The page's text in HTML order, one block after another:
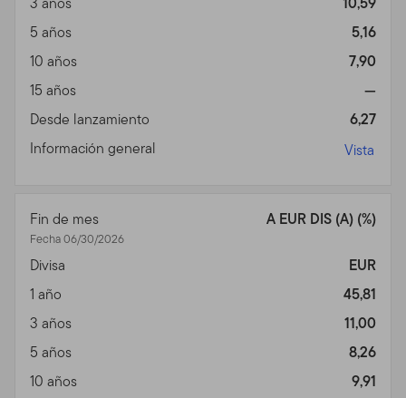
5 años
5,16
10 años
7,90
15 años
—
Desde lanzamiento
6,27
Información general
Vista
Fin de mes
Fecha 06/30/2026
A EUR DIS (A) (%)
Divisa
EUR
1 año
45,81
3 años
11,00
5 años
8,26
10 años
9,91